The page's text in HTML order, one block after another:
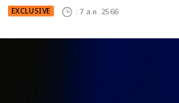
EXCLUSIVE : 7 ส.ค. 2566